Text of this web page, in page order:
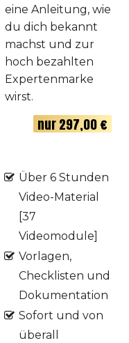
eine Anleitung, wie
du dich bekannt
machst und zur
hoch bezahlten
Expertenmarke
wirst.
nur 297,00 €
Über 6 Stunden
Video-Material
[37
Videomodule]
Vorlagen,
Checklisten und
Dokumentation
Sofort und von
überall